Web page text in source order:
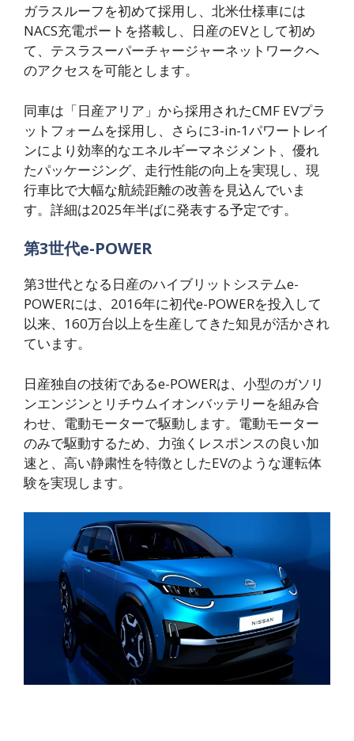
ガラスルーフを初めて採用し、北米仕様車には
NACS充電ポートを搭載し、日産のEVとして初め
て、テスラスーパーチャージャーネットワークへ
のアクセスを可能とします。
同車は「日産アリア」から採用されたCMF EVプラ
ットフォームを採用し、さらに3-in-1パワートレイ
ンにより効率的なエネルギーマネジメント、優れ
たパッケージング、走行性能の向上を実現し、現
行車比で大幅な航続距離の改善を見込んでいま
す。詳細は2025年半ばに発表する予定です。
第3世代e-POWER
第3世代となる日産のハイブリットシステムe-
POWERには、2016年に初代e-POWERを投入して
以来、160万台以上を生産してきた知見が活かされ
ています。
日産独自の技術であるe-POWERは、小型のガソリ
ンエンジンとリチウムイオンバッテリーを組み合
わせ、電動モーターで駆動します。電動モーター
のみで駆動するため、力強くレスポンスの良い加
速と、高い静粛性を特徴としたEVのような運転体
験を実現します。